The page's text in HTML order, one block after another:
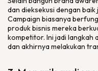
dan dieksekusi dengan
Campaign biasanya
produk bisnis mereka
kompetitor. Ini jadi langkah
dan akhirnya melakukan